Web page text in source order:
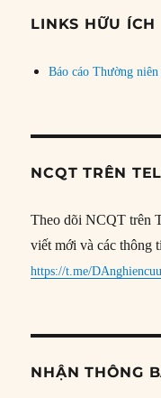
đề
LINKS HỮU ÍCH
Báo cáo Thường
NCQT TRÊN
Theo dõi NCQT trên
viết mới và các
https://t.me/
NHẬN THÔNG